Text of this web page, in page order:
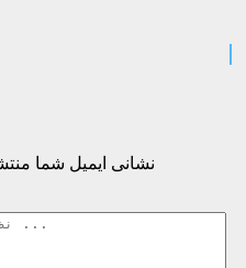
نشانی ایمیل شما